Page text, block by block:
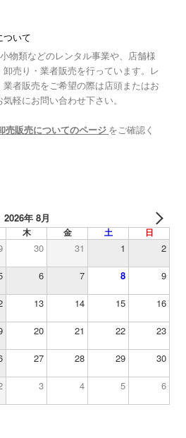
ついて
物類などのレンタル事業や、店舗様
卸売り・業者販売を行っています。レ
業者販売をご希望の際は店頭またはお
軽にお問い合わせ下さい。
売販売についてのページ をご確認く
2026年 8月
木 金 土 日
30 31 1 2
6 7 8 9
13 14 15 16
20 21 22 23
27 28 29 30
3 4 5 6